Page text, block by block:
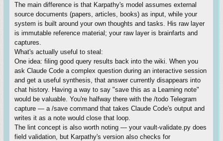
The main difference is that Karpathy's model assumes external
source documents (papers, articles, books) as input, while your
system is built around your own thoughts and tasks. His raw layer
is immutable reference material; your raw layer is brainfarts and
captures.
What's actually useful to steal:
One idea: filing good query results back into the wiki. When you
ask Claude Code a complex question during an interactive session
and get a useful synthesis, that answer currently disappears into
chat history. Having a way to say "save this as a Learning note"
would be valuable. You're halfway there with the /todo Telegram
capture — a /save command that takes Claude Code's output and
writes it as a note would close that loop.
The lint concept is also worth noting — your vault-validate.py does
field validation, but Karpathy's version also checks for